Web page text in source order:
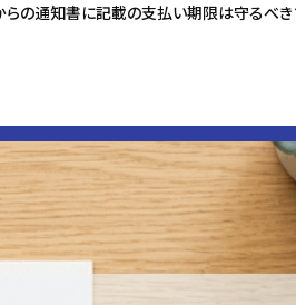
の通知書に記載の支払い期限は守るべ